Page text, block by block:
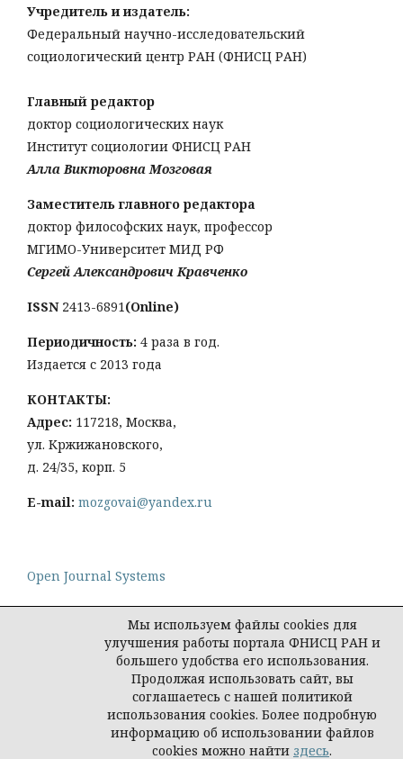
Учредитель и издатель:
Федеральный научно-исследовательский
социологический центр РАН (ФНИСЦ РАН)
Главный редактор
доктор социологических наук
Институт социологии ФНИСЦ РАН
Алла Викторовна Мозговая
Заместитель главного редактора
доктор философских наук, профессор
МГИМО-Университет МИД РФ
Сергей Александрович Кравченко
ISSN 2413-6891(Online)
Периодичность: 4 раза в год.
Издается с 2013 года
КОНТАКТЫ:
Адрес: 117218, Москва,
ул. Кржижановского,
д. 24/35, корп. 5
E-mail: mozgovai@yandex.ru
Open Journal Systems
Политика конфиденциальности персональных
© Социологическая наука и социальная практика,
Мы используем файлы cookies для
улучшения работы портала ФНИСЦ РАН и
большего удобства его использования.
Продолжая использовать сайт, вы
соглашаетесь с нашей политикой
использования cookies. Более подробную
информацию об использовании файлов
cookies можно найти здесь.